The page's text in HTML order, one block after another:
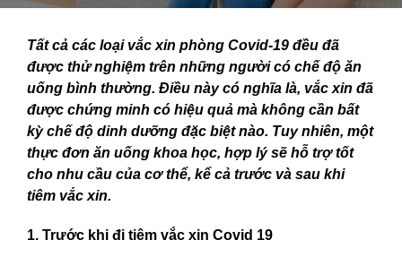
Tất cả các loại vắc xin phòng Covid-19 đều đã
được thử nghiệm trên những người có chế độ ăn
uống bình thường. Điều này có nghĩa là, vắc xin đã
được chứng minh có hiệu quả mà không cần bất
kỳ chế độ dinh dưỡng đặc biệt nào. Tuy nhiên, một
thực đơn ăn uống khoa học, hợp lý sẽ hỗ trợ tốt
cho nhu cầu của cơ thể, kể cả trước và sau khi
tiêm vắc xin.
1. Trước khi đi tiêm vắc xin Covid 19